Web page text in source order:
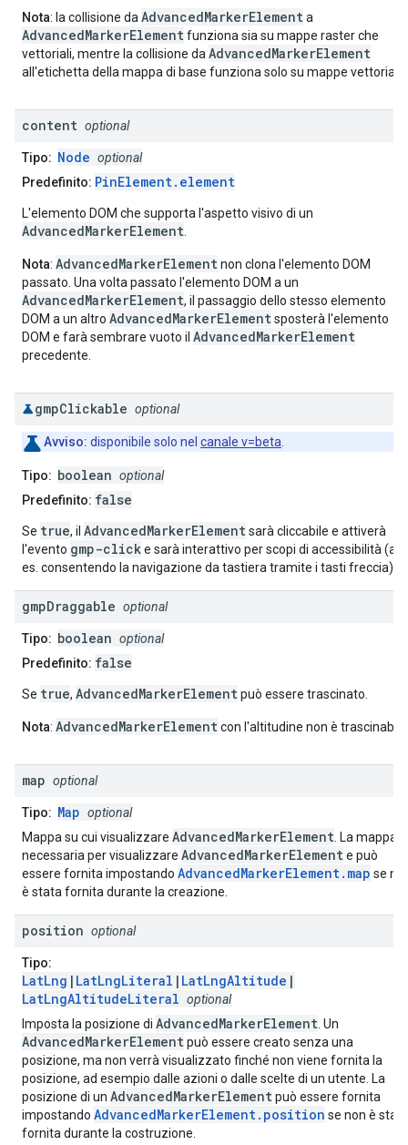
Nota: la collisione daAdvancedMarkerElementa
AdvancedMarkerElementfunziona sia su mappe raster che
vettoriali, mentre la collisione daAdvancedMarkerElement
all'etichetta della mappa di base funziona solo su mappe vettoriali.
content optional
Tipo: Node optional
Predefinito: PinElement.element
L'elemento DOM che supporta l'aspetto visivo di un
AdvancedMarkerElement.
Nota: AdvancedMarkerElementnon clona l'elemento DOM
passato. Una volta passato l'elemento DOM a un
AdvancedMarkerElement, il passaggio dello stesso elemento
DOM a un altro AdvancedMarkerElementsposterà l'elemento
DOM e farà sembrare vuoto il AdvancedMarkerElement
precedente.
gmpClickable optional
Avviso: disponibile solo nel canale v=beta.
Tipo: boolean optional
Predefinito: false
Se true, il AdvancedMarkerElementsarà cliccabile e attiverà
l'evento gmp-clicke sarà interattivo per scopi di accessibilità (ad
es. consentendo la navigazione da tastiera tramite i tasti freccia).
gmpDraggable optional
Tipo: boolean optional
Predefinito: false
Se true, AdvancedMarkerElementpuò essere trascinato.
Nota: AdvancedMarkerElementcon l'altitudine non è
map optional
Tipo: Map optional
Mappa su cui visualizzare AdvancedMarkerElement. La mappa è
necessaria per visualizzare AdvancedMarkerElemente può
essere fornita impostando AdvancedMarkerElement.map se
è stata fornita durante la creazione.
position optional
Tipo:
LatLng | LatLngLiteral | LatLngAltitude |
LatLngAltitudeLiteral optional
Imposta la posizione di AdvancedMarkerElement. Un
AdvancedMarkerElementpuò essere creato senza una
posizione, ma non verrà visualizzato finché non viene fornita la
posizione, ad esempio dalle azioni o dalle scelte di un utente. La
posizione di un AdvancedMarkerElementpuò essere fornita
impostando AdvancedMarkerElement.position se non è stata
fornita durante la costruzione.